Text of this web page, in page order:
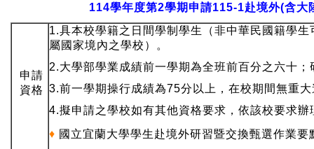
114學年度第2學期申請115-1赴境外(含大
申請
資格
1.具本校學籍之日間學制學生
（非中華民國籍學
屬國家境內之學校）。
2.大學部學業成績前一學期為全班前百分之六十
3.前一學期操行成績為75分以上，在校期間無重
4.擬申請之學校如有其他資格要求，依該校要求辦
♦ 國立宜蘭大學學生赴境外研習暨交換甄選作業要